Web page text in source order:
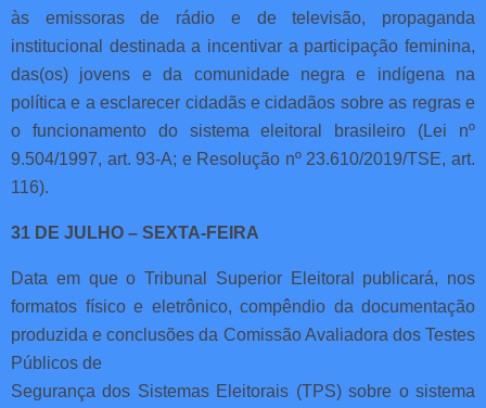
às emissoras de rádio e de televisão, propaganda
institucional destinada a incentivar a participação feminina,
das(os) jovens e da comunidade negra e indígena na
política e a esclarecer cidadãs e cidadãos sobre as regras e
o funcionamento do sistema eleitoral brasileiro (Lei nº
9.504/1997, art. 93-A; e Resolução nº 23.610/2019/TSE, art.
116).
31 DE JULHO – SEXTA-FEIRA
Data em que o Tribunal Superior Eleitoral publicará, nos
formatos físico e eletrônico, compêndio da documentação
produzida e conclusões da Comissão Avaliadora dos Testes
Públicos de
Segurança dos Sistemas Eleitorais (TPS) sobre o sistema